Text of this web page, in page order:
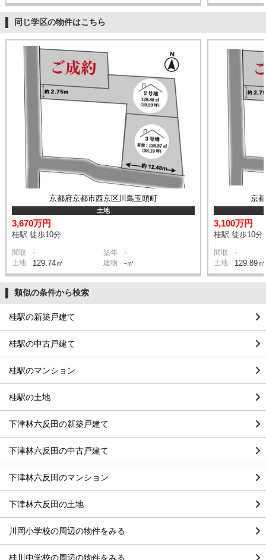
同じ学区の物件はこちら
京都府京都市西京区川島玉頭町
土地
3,670万円
桂駅 徒歩10分
間取 - 築年 -
土地 129.74㎡ 建物 -㎡
京
3,100万円
桂駅 徒歩10分
間取 -
土地 129.89㎡
類似の条件から検索
桂駅の新築戸建て
桂駅の中古戸建て
桂駅のマンション
桂駅の土地
下津林六反田の新築戸建て
下津林六反田の中古戸建て
下津林六反田のマンション
下津林六反田の土地
川岡小学校の周辺の物件をみる
桂川中学校の周辺の物件をみる